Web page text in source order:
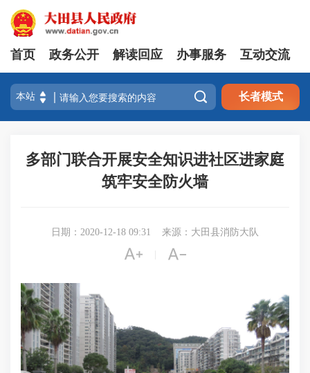
首页 政务公开 解读回应 办事服务 互动交流
 长者模式
多部门联合开展安全知识进社区进家庭
筑牢安全防火墙
日期：2020-12-18 09:31 来源：大田县消防大队
 